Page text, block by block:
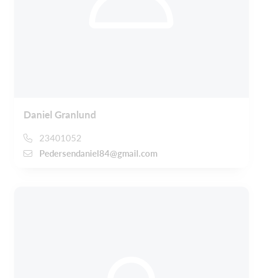
Daniel Granlund
23401052
Pedersendaniel84@gmail.com